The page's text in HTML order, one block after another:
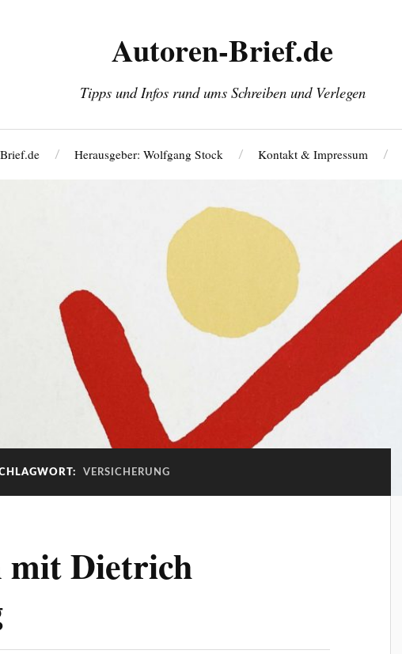
Autoren-Brief.de
Tipps und Infos rund ums Schreiben und Verlegen
Herausgeber: Wolfgang Stock Kontakt & Impressum
VERSICHERUNG
mit Dietrich